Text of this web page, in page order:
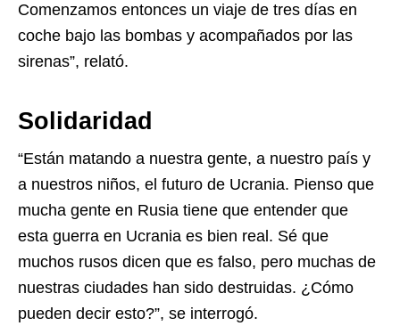
Comenzamos entonces un viaje de tres días en
coche bajo las bombas y acompañados por las
sirenas”, relató.
Solidaridad
“Están matando a nuestra gente, a nuestro país y
a nuestros niños, el futuro de Ucrania. Pienso que
mucha gente en Rusia tiene que entender que
esta guerra en Ucrania es bien real. Sé que
muchos rusos dicen que es falso, pero muchas de
nuestras ciudades han sido destruidas. ¿Cómo
pueden decir esto?”, se interrogó.